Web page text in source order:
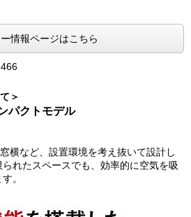
ー情報ページはこちら
＞
パクトモデル
横など、設置環境を考え抜いて設計し
れたスペースでも、効率的に空気を吸
。